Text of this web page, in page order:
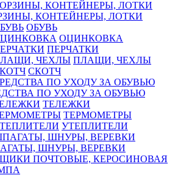
КОНТЕЙНЕРЫ, ЛОТКИ
ОБУВЬ
ОЦИНКОВКА
ПЕРЧАТКИ
ПЛАЩИ, ЧЕХЛЫ
СКОТЧ
ПО УХОДУ ЗА ОБУВЬЮ
ТЕЛЕЖКИ
ТЕРМОМЕТРЫ
УТЕПЛИТЕЛИ
ШНУРЫ, ВЕРЕВКИ